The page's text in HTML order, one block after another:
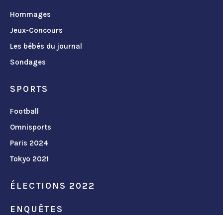
Hommages
Jeux-Concours
Les bébés du journal
Sondages
SPORTS
Football
Omnisports
Paris 2024
Tokyo 2021
ÉLECTIONS 2022
ENQUÊTES